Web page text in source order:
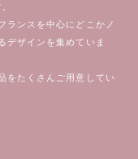
ランスを中心にどこかノ
デザインを集めていま
をたくさんご用意してい